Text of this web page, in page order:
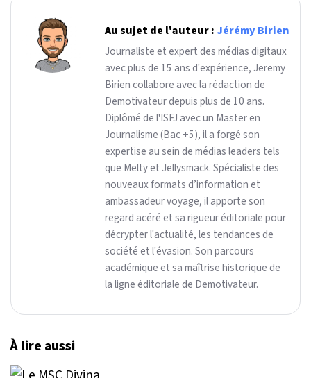
Au sujet de l'auteur : Jérémy Birien
Journaliste et expert des médias digitaux
avec plus de 15 ans d'expérience, Jeremy
Birien collabore avec la rédaction de
Demotivateur depuis plus de 10 ans.
Diplômé de l'ISFJ avec un Master en
Journalisme (Bac +5), il a forgé son
expertise au sein de médias leaders tels
que Melty et Jellysmack. Spécialiste des
nouveaux formats d’information et
ambassadeur voyage, il apporte son
regard acéré et sa rigueur éditoriale pour
décrypter l'actualité, les tendances de
société et l'évasion. Son parcours
académique et sa maîtrise historique de
la ligne éditoriale de Demotivateur.
À lire aussi